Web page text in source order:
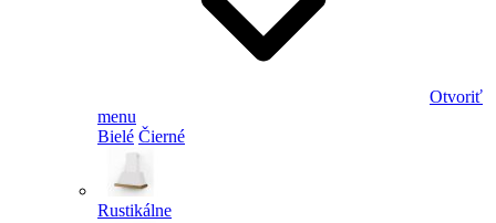
Otvoriť
menu
Bielé Čierné
Rustikálne